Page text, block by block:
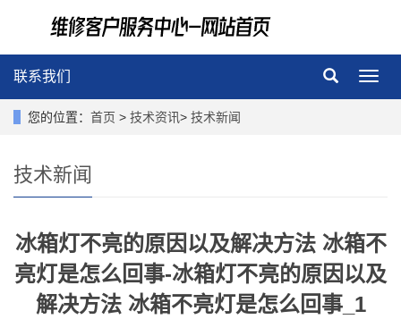
导
联系我们
您的位置： 首页 > 技术资讯> 技术新闻
技术新闻
冰箱灯不亮的原因以及解决方法 冰箱不
亮灯是怎么回事-冰箱灯不亮的原因以及
解决方法 冰箱不亮灯是怎么回事_1